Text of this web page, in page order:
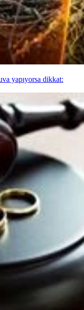
yapıyorsa dikkat: